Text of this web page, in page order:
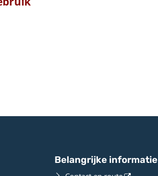
Belangrijke informatie